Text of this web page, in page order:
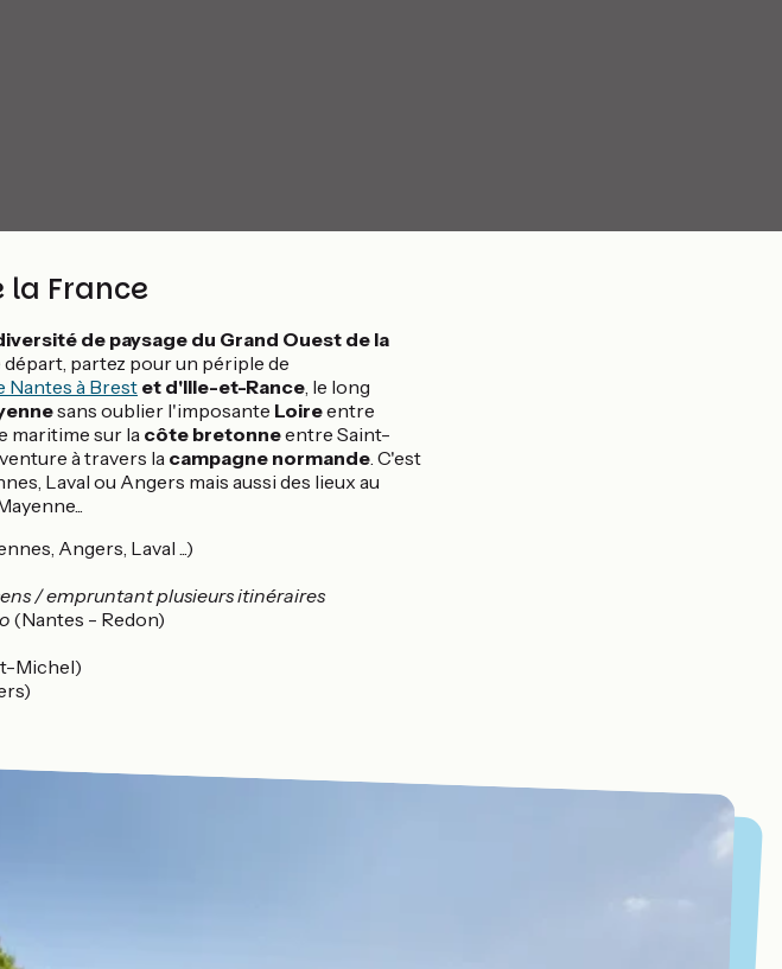
la France
de paysage du Grand Ouest de la
départ, partez pour un périple de
Nantes à Brest et d'Ille-et-Rance , le long
sans oublier l'imposante Loireentre
maritime sur la côte bretonneentre Saint-
à travers la campagne normande . C'est
Laval ou Angers mais aussi des lieux au
Angers, Laval ...)
/ empruntant plusieurs itinéraires
(Nantes - Redon)
Michel)